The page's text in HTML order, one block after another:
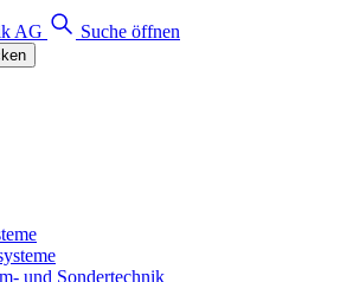
Suche öffnen
und Sondertechnik